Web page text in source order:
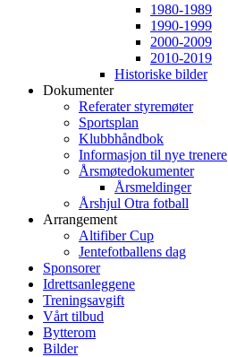
1980-1989
1990-1999
2000-2009
2010-2019
Historiske bilder
Dokumenter
Referater styremøter
Sportsplan
Klubbhåndbok
Informasjon til nye trenere
Årsmøtedokumenter
Årsmeldinger
Årshjul Otra fotball
Arrangement
Altifiber Cup
Jentefotballens dag
Sponsorer
Idrettsanleggene
Treningsavgift
Vårt tilbud
Bytterom
Bilder